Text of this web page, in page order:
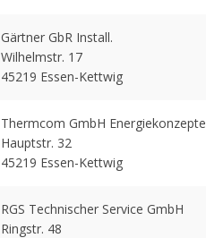
Gärtner GbR Install.
Wilhelmstr. 17
45219 Essen-Kettwig
Thermcom GmbH Energiekonzepte
Hauptstr. 32
45219 Essen-Kettwig
RGS Technischer Service GmbH
Ringstr. 48